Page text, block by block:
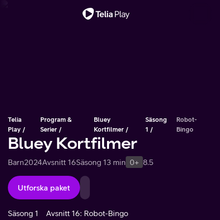
Telia
Play
Program &
Serier
Bluey
Kortfilmer
Säsong
1
Robot-
Bingo
Bluey Kortfilmer
Barn2024Avsnitt 16Säsong 13 min 0+ 8.5
Utforska paket
Säsong 1 Avsnitt 16: Robot-Bingo